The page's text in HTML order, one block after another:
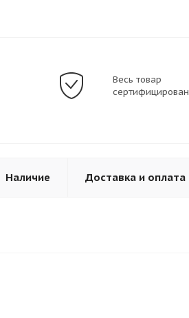
Весь товар
сертифицирован
Наличие Доставка и оплата